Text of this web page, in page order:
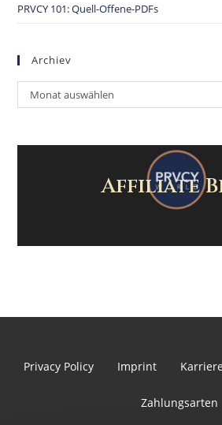
PRVCY 101: Quell-Offene-PDFs
Archiev
Monat auswählen
Affiliate
Privacy Policy Imprint
Zahlungsarten